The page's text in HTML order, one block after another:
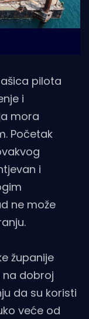
pilota
i
mora
Početak
i
ne može
županije
na dobroj
da su koristi
veće od